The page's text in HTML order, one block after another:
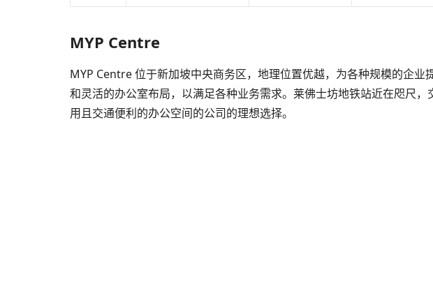
MYP Centre
MYP Centre 位于新加坡中央商务区，地理位置优越，为各种规模的企
和灵活的办公室布局，以满足各种业务需求。莱佛士坊地铁站近在咫尺
用且交通便利的办公空间的公司的理想选择。